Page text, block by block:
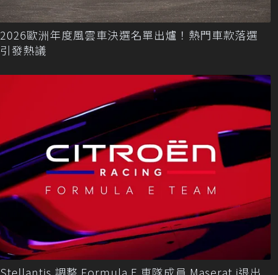
2026歐洲年度風雲車決選名單出爐！熱門車款落選
引發熱議
Stellantis 調整 Formula E 車隊成員 Maserat i退出